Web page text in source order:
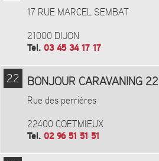
17 RUE MARCEL SEMBAT
21000 DIJON
Tel. 03 45 34 17 17
22 BONJOUR CARAVANING 22
Rue des perrières
22400 COETMIEUX
Tel. 02 96 51 51 51